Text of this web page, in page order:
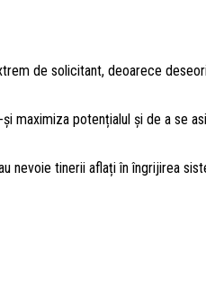
de solicitant, deoarece
potențialul și de a se
nevoie tinerii aflați în îngrijirea